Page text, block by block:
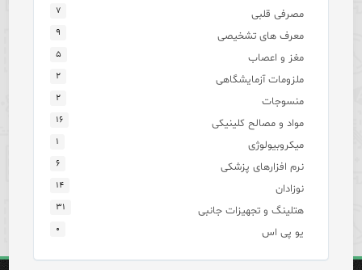
مصرفی قلبی ۷
معرف های تشخیصی ۹
مغز و اعصاب ۵
ملزومات آزمایشگاهی ۲
منسوجات ۲
مواد و مصالح کلینیکی ۱۶
میکروبیولوژی ۱
نرم افزارهای پزشکی ۶
نوزادان ۱۴
هتلینگ و تجهیزات جانبی ۳۱
یو پی اس ۰